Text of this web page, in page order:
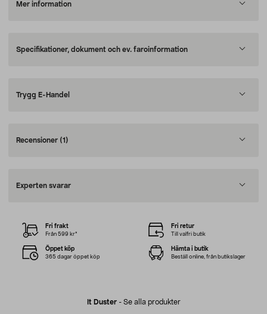
Mer information
Specifikationer, dokument och ev. faroinformation
Trygg E-Handel
Recensioner (1)
Experten svarar
It Duster- Se alla produkter
Fri frakt
Från 599 kr*
Fri retur
Till valfri butik
Öppet köp
365 dagar öppet köp
Hämta i butik
Beställ online, från butikslager